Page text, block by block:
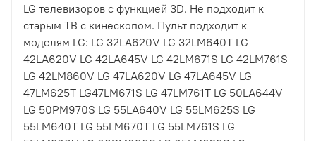
LG телевизоров с функцией 3D. Не подходит к
старым ТВ с кинескопом. Пульт подходит к
моделям LG: LG 32LA620V LG 32LM640T LG
42LA620V LG 42LA645V LG 42LM671S LG 42LM761S
LG 42LM860V LG 47LA620V LG 47LA645V LG
47LM625T LG47LM671S LG 47LM761T LG 50LA644V
LG 50PM970S LG 55LA640V LG 55LM625S LG
55LM640T LG 55LM670T LG 55LM761S LG